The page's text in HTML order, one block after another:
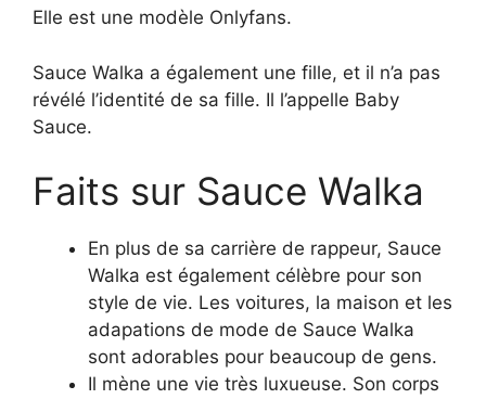
Elle est une modèle Onlyfans.
Sauce Walka a également une fille, et il n’a pas
révélé l’identité de sa fille. Il l’appelle Baby
Sauce.
Faits sur Sauce Walka
En plus de sa carrière de rappeur, Sauce
Walka est également célèbre pour son
style de vie. Les voitures, la maison et les
adapations de mode de Sauce Walka
sont adorables pour beaucoup de gens.
Il mène une vie très luxueuse. Son corps